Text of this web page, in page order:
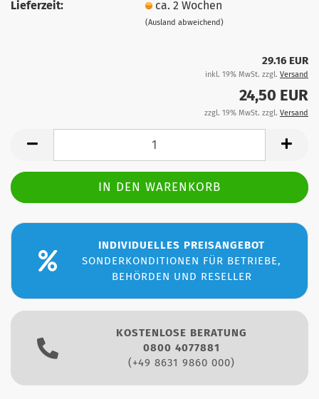
Lieferzeit:
ca. 2 Wochen
(Ausland abweichend)
29.16 EUR
inkl. 19% MwSt. zzgl. Versand
24,50 EUR
zzgl. 19% MwSt. zzgl. Versand
INDIVIDUELLES PREISANGEBOT
SONDERKONDITIONEN FÜR BETRIEBE,
BEHÖRDEN UND RESELLER
KOSTENLOSE BERATUNG
0800 4077881
(+49 8631 9860 000)